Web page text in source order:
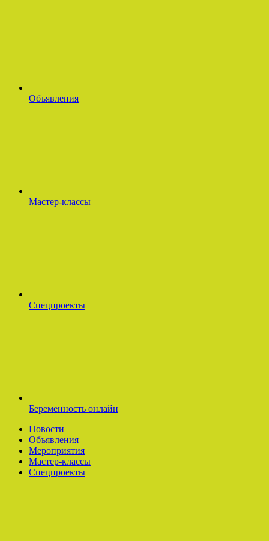
Объявления
Мастер-классы
Спецпроекты
Беременность онлайн
Новости
Объявления
Мероприятия
Мастер-классы
Спецпроекты